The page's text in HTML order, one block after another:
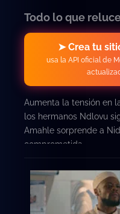
Todo lo que
➤ Crea tu
usa la API oficial de
Aumenta la tensión en
los hermanos Ndlovu
Amahle sorprende a
comprometida.